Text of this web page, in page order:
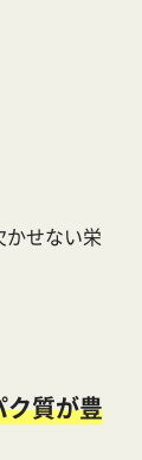
せない栄
質が豊